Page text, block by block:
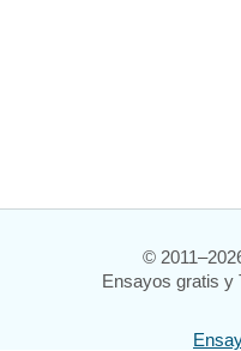
©
Ensayos gratis y